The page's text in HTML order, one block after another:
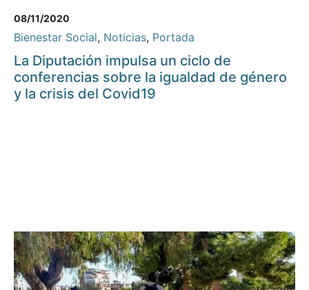
08/11/2020
Bienestar Social, Noticias, Portada
La Diputación impulsa un ciclo de
conferencias sobre la igualdad de género
y la crisis del Covid19